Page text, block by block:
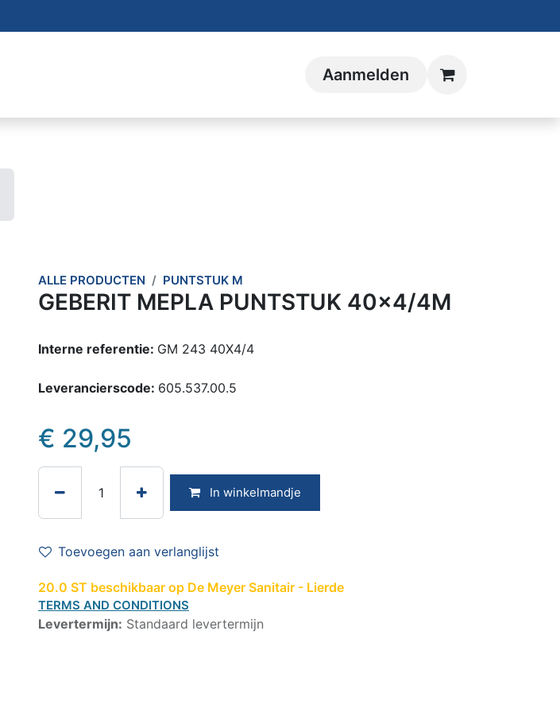
Aanmelden
ALLE PRODUCTEN PUNTSTUK M
GEBERIT MEPLA PUNTSTUK 40x4/4M
Interne referentie: GM 243 40X4/4
Leverancierscode: 605.537.00.5
€ 29,95
In winkelmandje
Toevoegen aan verlanglijst
20.0 ST beschikbaar op De Meyer Sanitair - Lierde
TERMS AND CONDITIONS
Levertermijn: Standaard levertermijn